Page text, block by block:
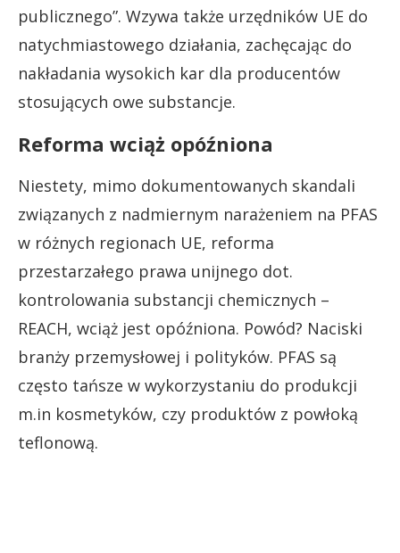
publicznego”. Wzywa także urzędników UE do
natychmiastowego działania, zachęcając do
nakładania wysokich kar dla producentów
stosujących owe substancje.
Reforma wciąż opóźniona
Niestety, mimo dokumentowanych skandali
związanych z nadmiernym narażeniem na PFAS
w różnych regionach UE, reforma
przestarzałego prawa unijnego dot.
kontrolowania substancji chemicznych –
REACH, wciąż jest opóźniona. Powód? Naciski
branży przemysłowej i polityków. PFAS są
często tańsze w wykorzystaniu do produkcji
m.in kosmetyków, czy produktów z powłoką
teflonową.